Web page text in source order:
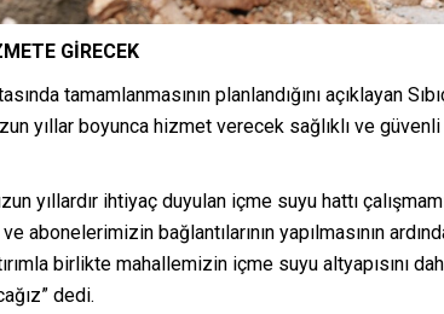
GİRECEK
tamamlanmasının planlandığını açıklayan
yıllar boyunca hizmet verecek sağlıklı ve
yıllardır ihtiyaç duyulan içme suyu hattı
abonelerimizin bağlantılarının yapılmasının
birlikte mahallemizin içme suyu altyapısını
dedi.